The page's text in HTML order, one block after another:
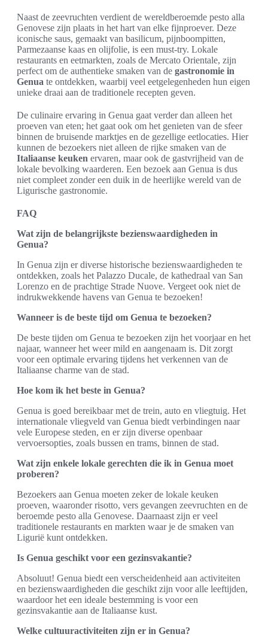
Naast de zeevruchten verdient de wereldberoemde pesto alla
Genovese zijn plaats in het hart van elke fijnproever. Deze
iconische saus, gemaakt van basilicum, pijnboompitten,
Parmezaanse kaas en olijfolie, is een must-try. Lokale
restaurants en eetmarkten, zoals de Mercato Orientale, zijn
perfect om de authentieke smaken van de gastronomie in
Genua te ontdekken, waarbij veel eetgelegenheden hun eigen
unieke draai aan de traditionele recepten geven.
De culinaire ervaring in Genua gaat verder dan alleen het
proeven van eten; het gaat ook om het genieten van de sfeer
binnen de bruisende marktjes en de gezellige eetlocaties. Hier
kunnen de bezoekers niet alleen de rijke smaken van de
Italiaanse keuken ervaren, maar ook de gastvrijheid van de
lokale bevolking waarderen. Een bezoek aan Genua is dus
niet compleet zonder een duik in de heerlijke wereld van de
Ligurische gastronomie.
FAQ
Wat zijn de belangrijkste bezienswaardigheden in
Genua?
In Genua zijn er diverse historische bezienswaardigheden te
ontdekken, zoals het Palazzo Ducale, de kathedraal van San
Lorenzo en de prachtige Strade Nuove. Vergeet ook niet de
indrukwekkende havens van Genua te bezoeken!
Wanneer is de beste tijd om Genua te bezoeken?
De beste tijden om Genua te bezoeken zijn het voorjaar en het
najaar, wanneer het weer mild en aangenaam is. Dit zorgt
voor een optimale ervaring tijdens het verkennen van de
Italiaanse charme van de stad.
Hoe kom ik het beste in Genua?
Genua is goed bereikbaar met de trein, auto en vliegtuig. Het
internationale vliegveld van Genua biedt verbindingen naar
vele Europese steden, en er zijn diverse openbaar
vervoersopties, zoals bussen en trams, binnen de stad.
Wat zijn enkele lokale gerechten die ik in Genua moet
proberen?
Bezoekers aan Genua moeten zeker de lokale keuken
proeven, waaronder risotto, vers gevangen zeevruchten en de
beroemde pesto alla Genovese. Daarnaast zijn er veel
traditionele restaurants en markten waar je de smaken van
Ligurië kunt ontdekken.
Is Genua geschikt voor een gezinsvakantie?
Absoluut! Genua biedt een verscheidenheid aan activiteiten
en bezienswaardigheden die geschikt zijn voor alle leeftijden,
waardoor het een ideale bestemming is voor een
gezinsvakantie aan de Italiaanse kust.
Welke cultuuractiviteiten zijn er in Genua?